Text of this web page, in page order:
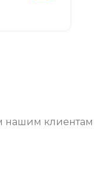
нашим клиентам